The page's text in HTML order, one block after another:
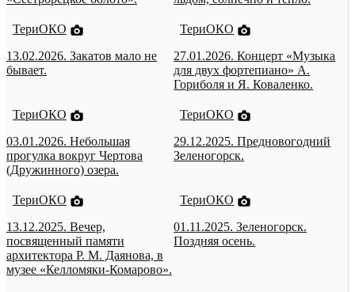
ТериОКО
13.02.2026. Закатов мало не
бывает.
ТериОКО
27.01.2026. Концерт «Музыка
для двух фортепиано» А.
Гориболя и Я. Коваленко.
ТериОКО
03.01.2026. Небольшая
прогулка вокруг Чертова
(Дружинного) озера.
ТериОКО
29.12.2025. Предновогодний
Зеленогорск.
ТериОКО
13.12.2025. Вечер,
посвященный памяти
архитектора Р. М. Даянова, в
музее «Келломяки-Комарово».
ТериОКО
01.11.2025. Зеленогорск.
Поздняя осень.